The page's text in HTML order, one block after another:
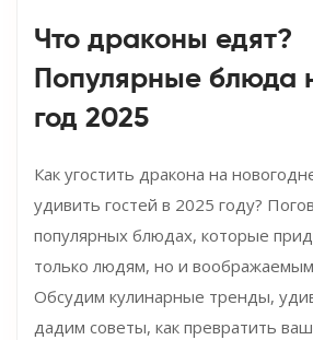
Что драконы едят?
Популярные блюда
год 2025
Как угостить дракона на
удивить гостей в 2025 году?
популярных блюдах, которые
только людям, но и
Обсудим кулинарные тренды,
дадим советы, как превратить